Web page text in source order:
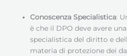
Conoscenza Specialistica:
è che il DPO deve avere
specialistica del diritto e
materia di protezione dei